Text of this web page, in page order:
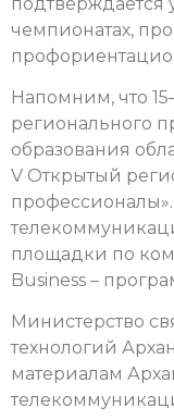
чемпионатах,
Напомним, что
регионального
образования
V Открытый
площадки по
Business –
Министерство
технологий
материалам